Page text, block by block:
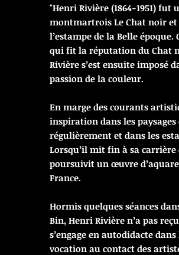
"Henri Rivière (1864-1951)
montmartrois Le Chat noir et
l’estampe de la Belle
qui fit la réputation du Chat
Rivière s’est ensuite imposé
passion de la couleur.
En marge des courants
inspiration dans les
régulièrement et dans les
Lorsqu’il mit fin à sa carrière
poursuivit un œuvre
France.
Hormis quelques séances
Bin, Henri Rivière n’a pas
s’engage en autodidacte
vocation au contact des